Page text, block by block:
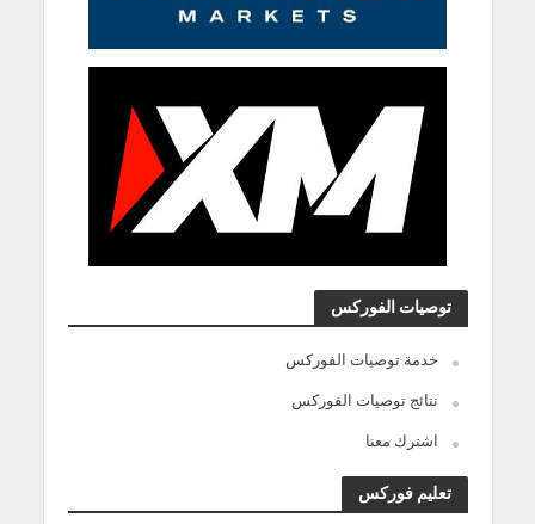
توصيات الفوركس
خدمة توصيات الفوركس
نتائج توصيات الفوركس
اشترك معنا
تعليم فوركس